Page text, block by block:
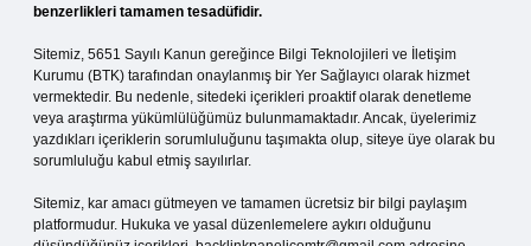
benzerlikleri tamamen tesadüfidir.
Sitemiz, 5651 Sayılı Kanun gereğince Bilgi Teknolojileri ve İletişim
Kurumu (BTK) tarafından onaylanmış bir Yer Sağlayıcı olarak hizmet
vermektedir. Bu nedenle, sitedeki içerikleri proaktif olarak denetleme
veya araştırma yükümlülüğümüz bulunmamaktadır. Ancak, üyelerimiz
yazdıkları içeriklerin sorumluluğunu taşımakta olup, siteye üye olarak bu
sorumluluğu kabul etmiş sayılırlar.
Sitemiz, kar amacı gütmeyen ve tamamen ücretsiz bir bilgi paylaşım
platformudur. Hukuka ve yasal düzenlemelere aykırı olduğunu